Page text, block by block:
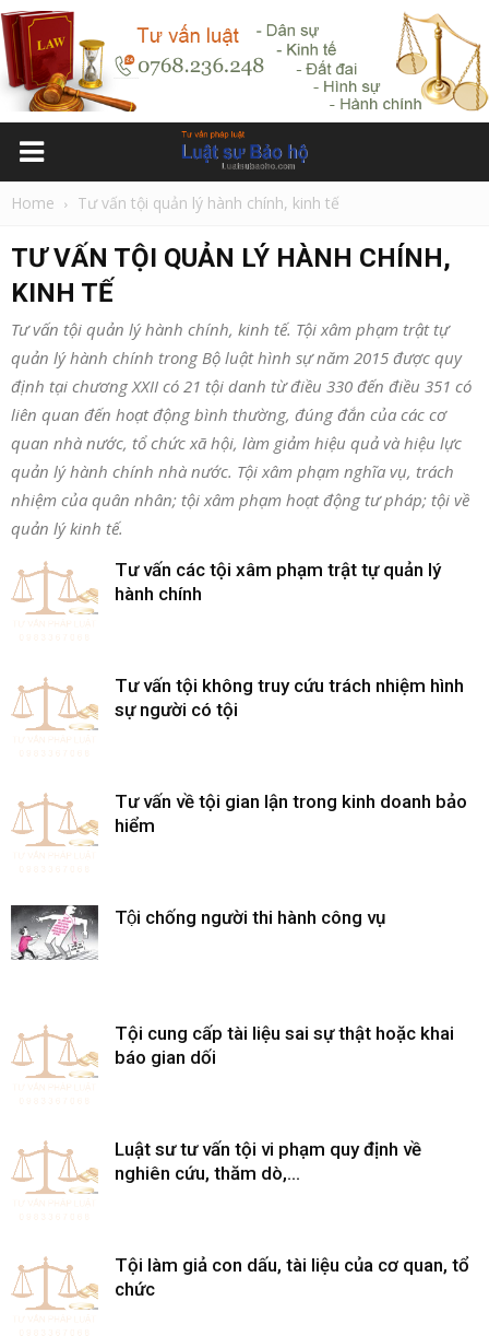
Home Tư vấn tội quản lý hành chính, kinh tế
TƯ VẤN TỘI QUẢN LÝ HÀNH CHÍNH,
KINH TẾ
Tư vấn tội quản lý hành chính, kinh tế. Tội xâm phạm trật tự
quản lý hành chính trong Bộ luật hình sự năm 2015 được quy
định tại chương XXII có 21 tội danh từ điều 330 đến điều 351 có
liên quan đến hoạt động bình thường, đúng đắn của các cơ
quan nhà nước, tổ chức xã hội, làm giảm hiệu quả và hiệu lực
quản lý hành chính nhà nước. Tội xâm phạm nghĩa vụ, trách
nhiệm của quân nhân; tội xâm phạm hoạt động tư pháp; tội về
quản lý kinh tế.
Tư vấn các tội xâm phạm trật tự quản lý
hành chính
Tư vấn tội không truy cứu trách nhiệm hình
sự người có tội
Tư vấn về tội gian lận trong kinh doanh bảo
hiểm
Tội chống người thi hành công vụ
Tội cung cấp tài liệu sai sự thật hoặc khai
báo gian dối
Luật sư tư vấn tội vi phạm quy định về
nghiên cứu, thăm dò,...
Tội làm giả con dấu, tài liệu của cơ quan, tổ
chức